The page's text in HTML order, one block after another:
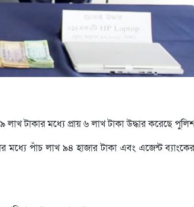
টাকার মধ্যে প্রায় ৬ লাখ টাকা উদ্ধার করেছে
মধ্যে পাঁচ লাখ ৯৪ হাজার টাকা এবং এজেন্ট